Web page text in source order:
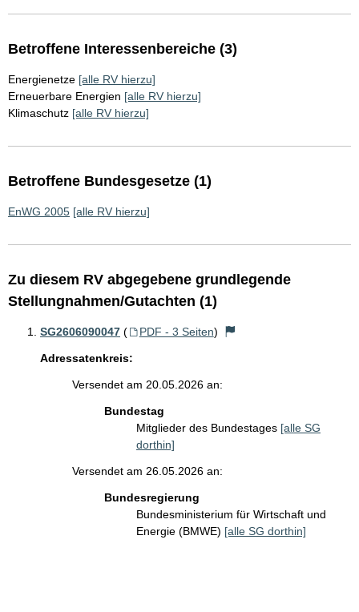
Betroffene Interessenbereiche (3)
Energienetze [alle RV hierzu]
Erneuerbare Energien [alle RV hierzu]
Klimaschutz [alle RV hierzu]
Betroffene Bundesgesetze (1)
EnWG 2005 [alle RV hierzu]
Zu diesem RV abgegebene grundlegende
Stellungnahmen/Gutachten (1)
SG2606090047 ( PDF - 3 Seiten)
Adressatenkreis:
Versendet am 20.05.2026 an:
Bundestag
Mitglieder des Bundestages [alle SG
dorthin]
Versendet am 26.05.2026 an:
Bundesregierung
Bundesministerium für Wirtschaft und
Energie (BMWE) [alle SG dorthin]